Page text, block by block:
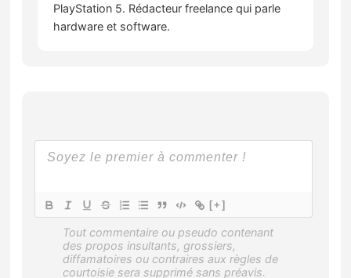
PlayStation 5. Rédacteur freelance qui parle
hardware et software.
[+]